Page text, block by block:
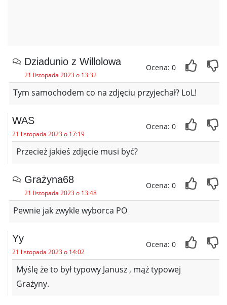
Dziadunio z Willolowa
21 listopada 2023 o 13:32
Ocena: 0
Tym samochodem co na zdjęciu przyjechał? LoL!
WAS
21 listopada 2023 o 17:19
Ocena: 0
Przecież jakieś zdjęcie musi być?
Grażyna68
21 listopada 2023 o 13:48
Ocena: 0
Pewnie jak zwykle wyborca PO
Yy
21 listopada 2023 o 14:02
Ocena: 0
Myślę że to był typowy Janusz , mąż typowej
Grażyny.